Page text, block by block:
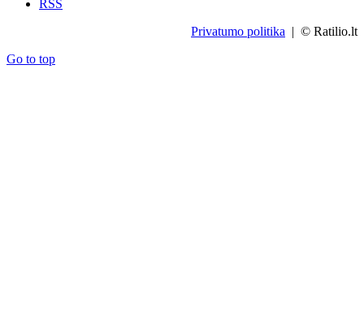
RSS
Privatumo politika | © Ratilio.lt
Go to top